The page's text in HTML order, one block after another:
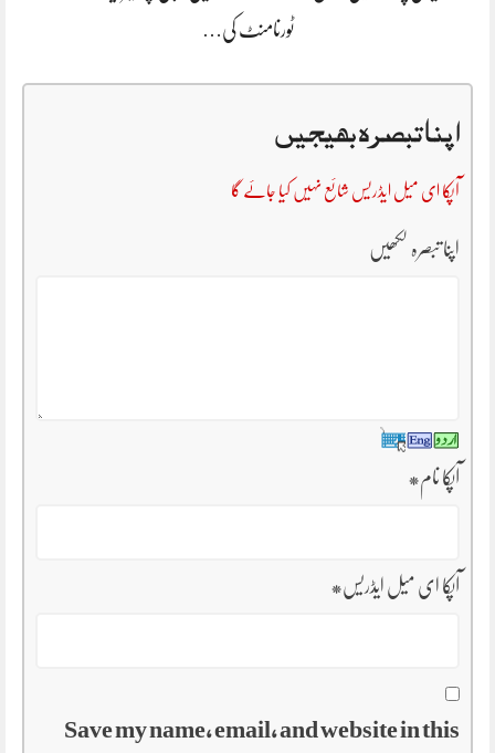
ٹورنامنٹ کی…
اپنا تبصرہ بھیجیں
آپکا ای میل ایڈریس شائع نہیں کیا جائے گا
اپنا تبصرہ لکھیں
آپکا نام*
آپکا ای میل ایڈریس*
Save my name, email, and website in this